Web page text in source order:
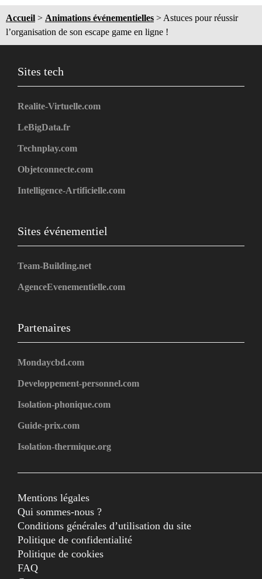
Accueil > Animations événementielles > Astuces pour réussir
l’organisation de son escape game en ligne !
Sites tech
Realite-Virtuelle.com
LeBigData.fr
Technplay.com
Objetconnecte.com
Intelligence-Artificielle.com
Sites événementiel
Team-Building.net
AgenceEvenementielle.com
Partenaires
Mondaycbd.com
Developpement-personnel.com
Isolation-phonique.com
Guide-prix.com
Isolation-thermique.org
Mentions légales
Qui sommes-nous ?
Conditions générales d’utilisation du site
Politique de confidentialité
Politique de cookies
FAQ